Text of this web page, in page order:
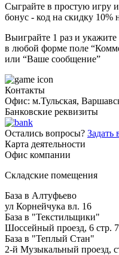
Сыграйте в простую игру
бонус - код на скидку 10%
Выиграйте 1 раз и укажите
в любой форме поле
или “Ваше сообщение”
Контакты
Офис: м.Тульская,
Банковские реквизиты
Остались вопросы? Задать
Карта деятельности
Офис компании
Складские помещения
База в Алтуфьево
ул Корнейчука вл. 16
База в "Текстильщики"
Шоссейный проезд, 6 стр. 7
База в "Теплый Стан"
2-й Музыкальный проезд,